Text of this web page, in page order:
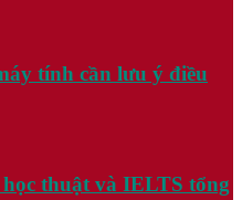
tính cần lưu ý điều
thuật và IELTS tổng